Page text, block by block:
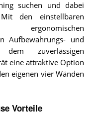
suchen und dabei
den einstellbaren
ergonomischen
Aufbewahrungs- und
dem zuverlässigen
eine attraktive Option
eigenen vier Wänden
Vorteile